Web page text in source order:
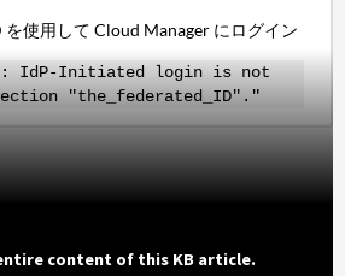
使用して Cloud Manager にログイン
IdP-Initiated login is not
"the_federated_ID"."
content of this KB article.